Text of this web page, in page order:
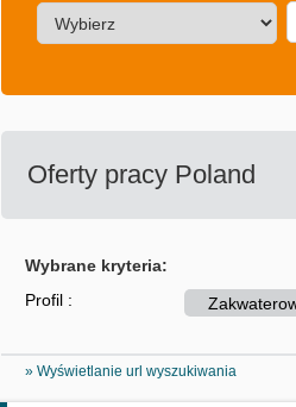
Oferty pracy Poland
Wybrane kryteria:
Profil :
» Wyświetlanie url wyszukiwania